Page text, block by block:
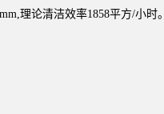
理论清洁效率1858平方/小时。